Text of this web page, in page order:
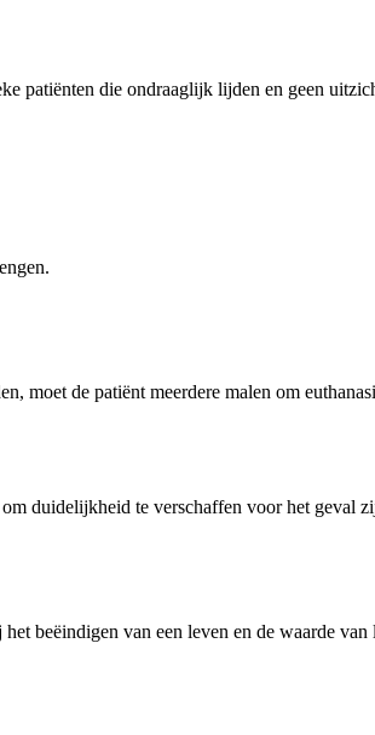
patiënten die ondraaglijk lijden en geen
moet de patiënt meerdere malen om
duidelijkheid te verschaffen voor het geval
beëindigen van een leven en de waarde